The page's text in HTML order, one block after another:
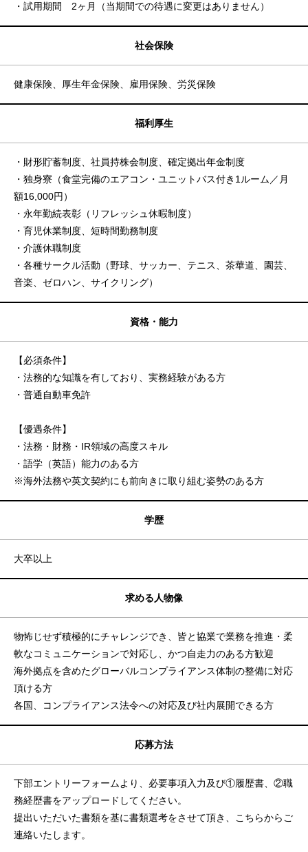
・試用期間 2ヶ月（当期間での待遇に変更はありません）
社会保険
健康保険、厚生年金保険、雇用保険、労災保険
福利厚生
・財形貯蓄制度、社員持株会制度、確定拠出年金制度
・独身寮（食堂完備のエアコン・ユニットバス付き1ルーム／月
額16,000円）
・永年勤続表彰（リフレッシュ休暇制度）
・育児休業制度、短時間勤務制度
・介護休職制度
・各種サークル活動（野球、サッカー、テニス、茶華道、園芸、
音楽、ゼロハン、サイクリング）
資格・能力
【必須条件】
・法務的な知識を有しており、実務経験がある方
・普通自動車免許
【優遇条件】
・法務・財務・IR領域の高度スキル
・語学（英語）能力のある方
※海外法務や英文契約にも前向きに取り組む姿勢のある方
学歴
大卒以上
求める人物像
物怖じせず積極的にチャレンジでき、皆と協業で業務を推進・柔
軟なコミュニケーションで対応し、かつ自走力のある方歓迎
海外拠点を含めたグローバルコンプライアンス体制の整備に対応
頂ける方
各国、コンプライアンス法令への対応及び社内展開できる方
応募方法
下部エントリーフォームより、必要事項入力及び①履歴書、②職
務経歴書をアップロードしてください。
提出いただいた書類を基に書類選考をさせて頂き、こちらからご
連絡いたします。